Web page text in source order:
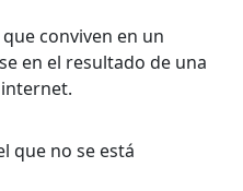
conviven en un
en el resultado de una
que no se está